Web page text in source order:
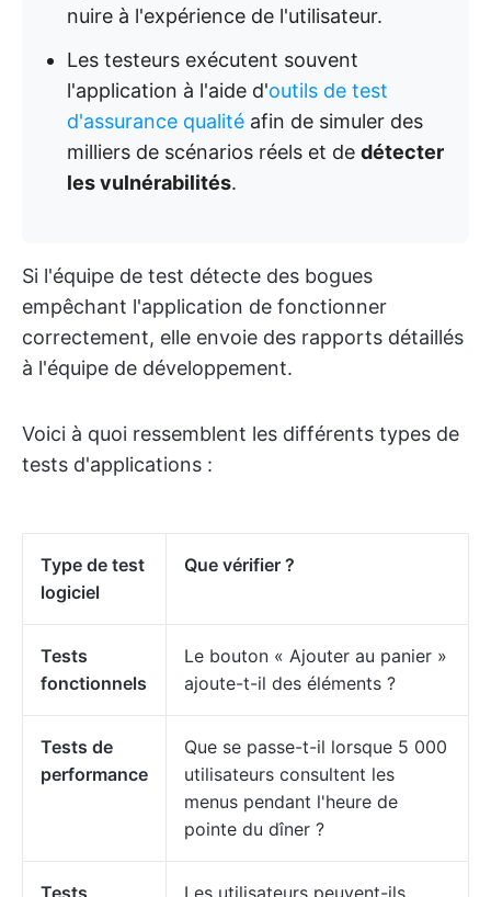
nuire à l'expérience de l'utilisateur.
Les testeurs exécutent souvent
l'application à l'aide d'outils de test
d'assurance qualité afin de simuler des
milliers de scénarios réels et de détecter
les vulnérabilités.
Si l'équipe de test détecte des bogues
empêchant l'application de fonctionner
correctement, elle envoie des rapports détaillés
à l'équipe de développement.
Voici à quoi ressemblent les différents types de
tests d'applications :
Type de test
logiciel
Que vérifier ?
Tests
fonctionnels
Le bouton « Ajouter au panier »
ajoute-t-il des éléments ?
Tests de
performance
Que se passe-t-il lorsque 5 000
utilisateurs consultent les
menus pendant l'heure de
pointe du dîner ?
Tests
Les utilisateurs peuvent-ils